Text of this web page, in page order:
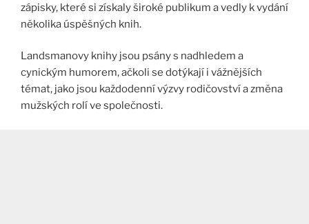
zápisky, které si získaly široké publikum a vedly k vydání
několika úspěšných knih​.
Landsmanovy knihy jsou psány s nadhledem a
cynickým humorem, ačkoli se dotýkají i vážnějších
témat, jako jsou každodenní výzvy rodičovství a změna
mužských rolí ve společnosti.